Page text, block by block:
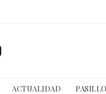
ACTUALIDAD